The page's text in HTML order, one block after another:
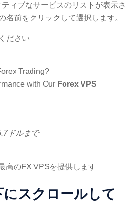
ィブなサービスのリストが表示さ
名前をクリックして選択します。
Trading?
with Our Forex VPS
ドルまで
スクロールして